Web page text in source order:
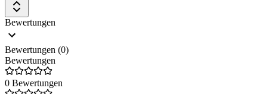
Bewertungen
Bewertungen (0)
Bewertungen
0 Bewertungen